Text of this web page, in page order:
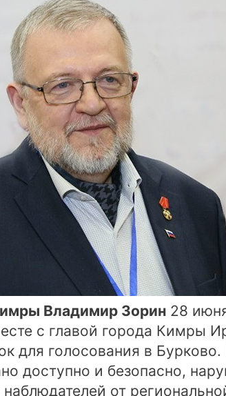
Владимир Зорин 28
с главой города Кимры
для голосования в
доступно и безопасно,
наблюдателей от